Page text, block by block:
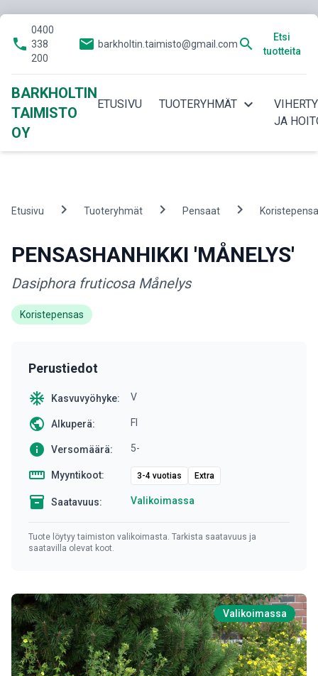
phone
0400
338
200
email barkholtin.taimisto@gmail.com search
Etsi
tuotteita
BARKHOLTIN
TAIMISTO
OY
ETUSIVU TUOTERYHMÄT expand_more
JA
Etusivu chevron_right Tuoteryhmät chevron_right Pensaat chevron_right
PENSASHANHIKKI 'MÅNELYS'
Dasiphora fruticosa Månelys
Koristepensas
Perustiedot
ac_unit Kasvuvyöhyke: V
public Alkuperä: FI
info Versomäärä: 5-
straighten Myyntikoot: 3-4 vuotias Extra
inventory Saatavuus: Valikoimassa
Tuote löytyy taimiston valikoimasta. Tarkista saatavuus ja
saatavilla olevat koot.
Valikoimassa